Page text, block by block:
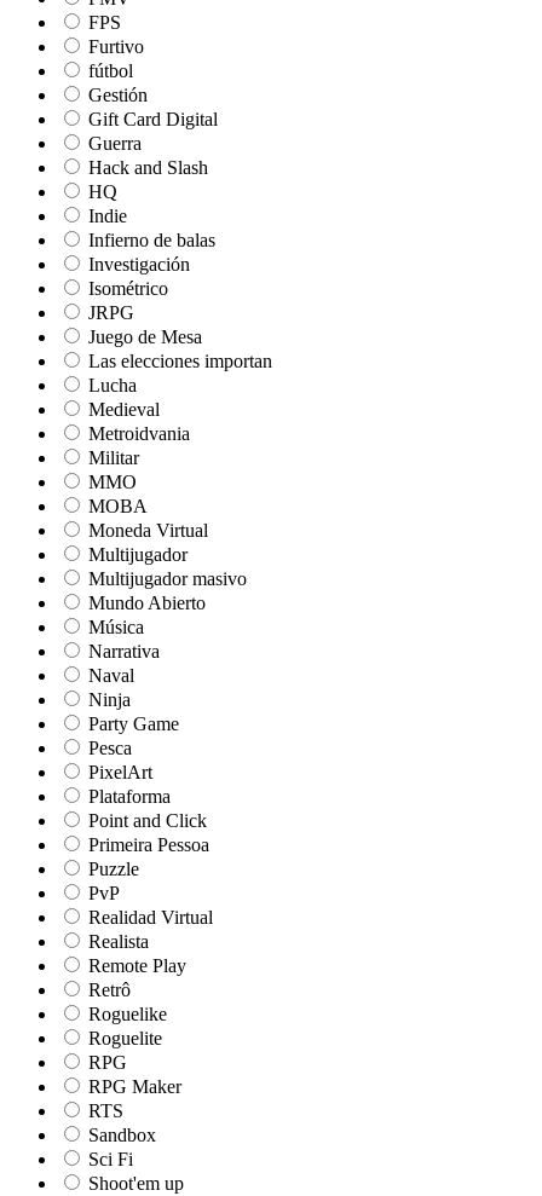
FPS
Furtivo
fútbol
Gestión
Gift Card Digital
Guerra
Hack and Slash
HQ
Indie
Infierno de balas
Investigación
Isométrico
JRPG
Juego de Mesa
Las elecciones importan
Lucha
Medieval
Metroidvania
Militar
MMO
MOBA
Moneda Virtual
Multijugador
Multijugador masivo
Mundo Abierto
Música
Narrativa
Naval
Ninja
Party Game
Pesca
PixelArt
Plataforma
Point and Click
Primeira Pessoa
Puzzle
PvP
Realidad Virtual
Realista
Remote Play
Retrô
Roguelike
Roguelite
RPG
RPG Maker
RTS
Sandbox
Sci Fi
Shoot'em up